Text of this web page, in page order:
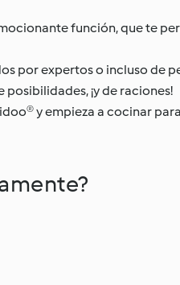
función, que te
por expertos o incluso de
¡y de raciones!
y empieza a cocinar